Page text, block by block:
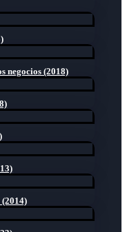
negocios (2018)